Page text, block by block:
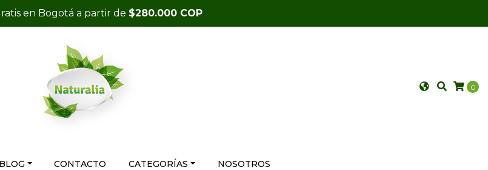
en Bogotá a partir de $280.000 COP
0
BLOG CONTACTO CATEGORÍAS NOSOTROS